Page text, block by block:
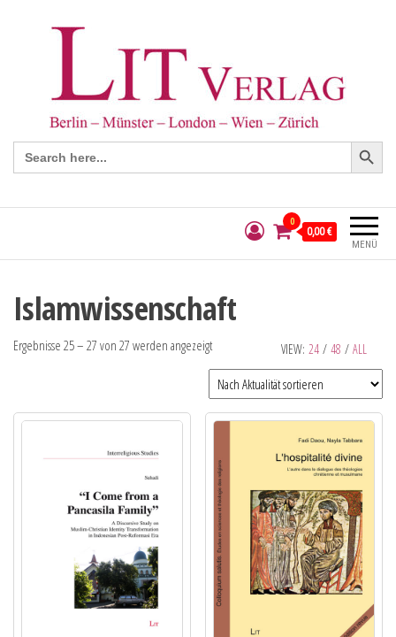
Search
for:
Search Button
MENÜ
0
0,00 €
Islamwissenschaft
VIEW: 24 / 48 / ALL
Ergebnisse 25 – 27 von 27 werden angezeigt